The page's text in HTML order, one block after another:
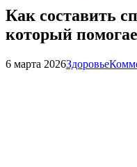
Как составить
который
6 марта 2026Здоровье